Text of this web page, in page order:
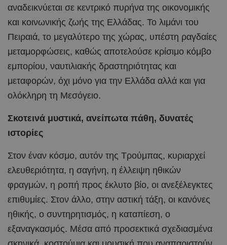
αναδεικνύεται σε κεντρικό πυρήνα της οικονομικής
και κοινωνικής ζωής της Ελλάδας. Το λιμάνι του
Πειραιά, το μεγαλύτερο της χώρας, υπέστη ραγδαίες
μεταμορφώσεις, καθώς αποτελούσε κρίσιμο κόμβο
εμπορίου, ναυτιλιακής δραστηριότητας και
μεταφορών, όχι μόνο για την Ελλάδα αλλά και για
ολόκληρη τη Μεσόγειο.
Σκοτεινά μυστικά, ανείπωτα πάθη, δυνατές
ιστορίες
Στον έναν κόσμο, αυτόν της Τρούμπας, κυριαρχεί
ελευθεριότητα, η σαγήνη, η έλλειψη ηθικών
φραγμών, η ροπή προς έκλυτο βίο, οι ανεξέλεγκτες
επιθυμίες. Στον άλλο, στην αστική τάξη, οι κανόνες
ηθικής, ο συντηρητισμός, η καταπίεση, ο
εξαναγκασμός. Μέσα από προσεκτικά σχεδιασμένα